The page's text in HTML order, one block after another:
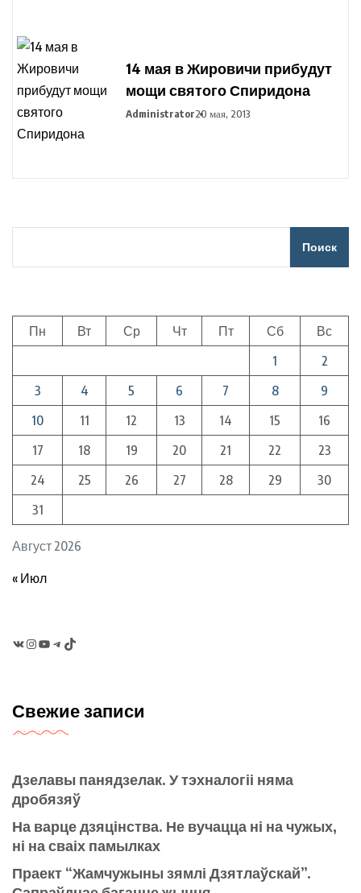
14 мая в Жировичи прибудут
мощи святого Спиридона
Administrator20 мая, 2013
Поиск
Август 2026
Пн Вт Ср Чт Пт Сб
Вс
1
2
3
4 5 6 7 8
9
10
11 12 13 14 15
16
17
18 19 20 21 22
23
24
25 26 27 28 29
30
31
« Июл
Instagram
YouTubeTelegram
TikTok
Свежие записи
Дзелавы панядзелак. У тэхналогіі няма
дробязяў
На варце дзяцінства. Не вучацца ні на чужых,
ні на сваіх памылках
Праект “Жамчужыны зямлі Дзятлаўскай”.